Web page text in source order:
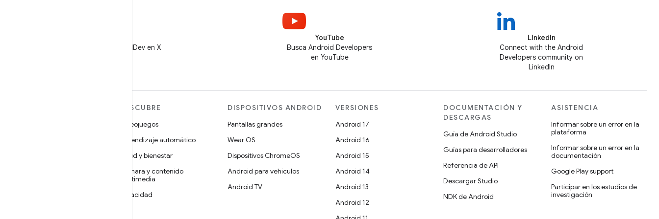
Sigue a @AndroidDev en X
YouTube
Busca Android Developers
en YouTube
LinkedIn
Connect with the Android
Developers community on
LinkedIn
DESCUBRE
Videojuegos
Aprendizaje automático
Salud y bienestar
Cámara y contenido
multimedia
Privacidad
DISPOSITIVOS ANDROID
Pantallas grandes
Wear OS
Dispositivos ChromeOS
Android para vehículos
Android TV
VERSIONES
Android 17
Android 16
Android 15
Android 14
Android 13
Android 12
DOCUMENTACIÓN Y
DESCARGAS
Guía de Android Studio
Guías para desarrolladores
Referencia de API
Descargar Studio
NDK de Android
ASISTENCIA
Informar sobre un error en la
plataforma
Informar sobre un error en la
documentación
Google Play support
Participar en los estudios de
investigación